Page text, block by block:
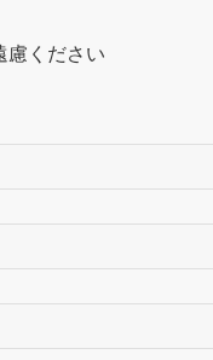
慮ください